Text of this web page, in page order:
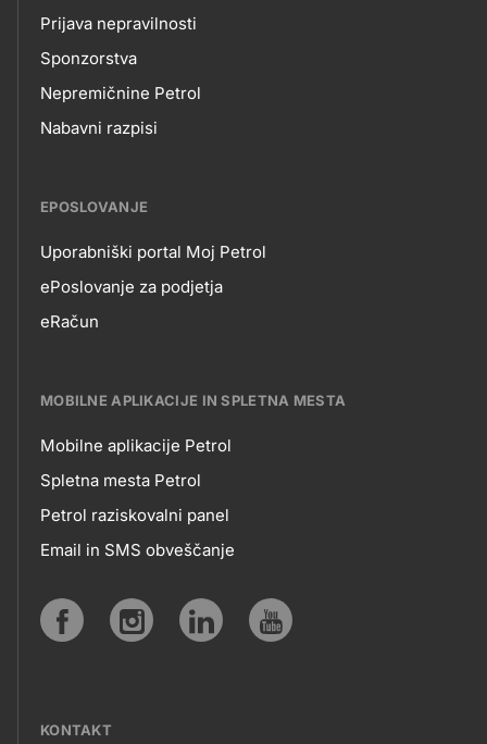
Prijava nepravilnosti
Sponzorstva
Nepremičnine Petrol
Nabavni razpisi
EPOSLOVANJE
EPOSLOVANJE
Uporabniški portal Moj Petrol
ePoslovanje za podjetja
eRačun
MOBILNE APLIKACIJE IN SPLETNA MESTA
MOBILNE
APLIKACIJE
SPLETNA
Mobilne aplikacije Petrol
Spletna mesta Petrol
Petrol raziskovalni panel
Email in SMS obveščanje
KONTAKT